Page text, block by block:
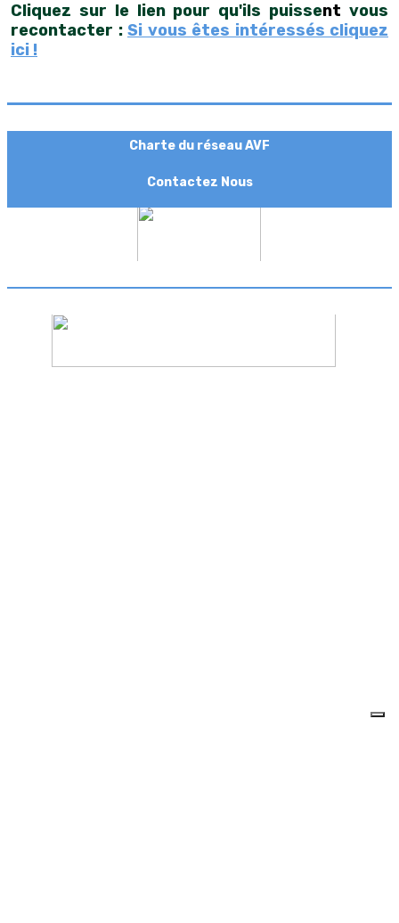
Cliquez sur le lien pour qu'ils puissent vous
recontacter : Si vous êtes intéressés cliquez
ici !
Charte du réseau AVF
Contactez Nous